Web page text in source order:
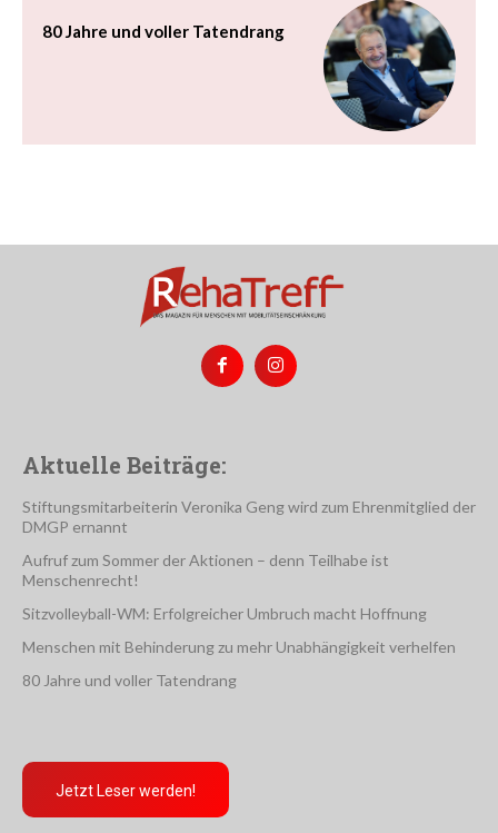
80 Jahre und voller Tatendrang
Aktuelle Beiträge:
Stiftungsmitarbeiterin Veronika Geng wird zum Ehrenmitglied der
DMGP ernannt
Aufruf zum Sommer der Aktionen – denn Teilhabe ist
Menschenrecht!
Sitzvolleyball-WM: Erfolgreicher Umbruch macht Hoffnung
Menschen mit Behinderung zu mehr Unabhängigkeit verhelfen
80 Jahre und voller Tatendrang
Jetzt Leser werden!